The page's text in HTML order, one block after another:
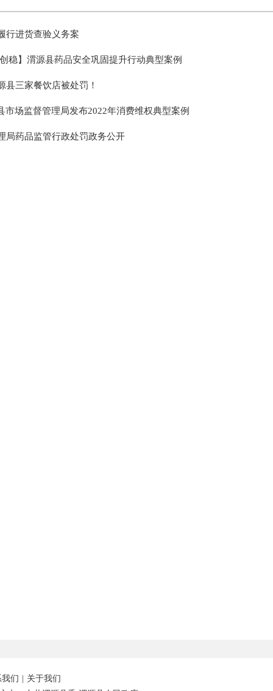
行进货查验义务案
创稳】渭源县药品安全巩固提升行动典型案例
县三家餐饮店被处罚！
市场监督管理局发布2022年消费维权典型案例
局药品监管行政处罚政务公开
们
关于我们